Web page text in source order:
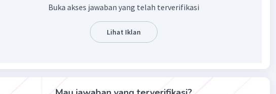
Buka akses jawaban yang telah terverifikasi
Lihat Iklan